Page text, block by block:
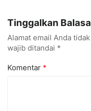
Tinggalkan
Alamat email Anda
wajib ditandai *
Komentar *